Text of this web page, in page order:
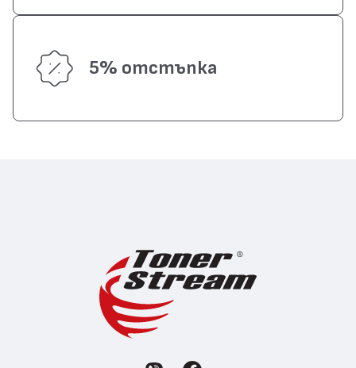
5% отстъпка